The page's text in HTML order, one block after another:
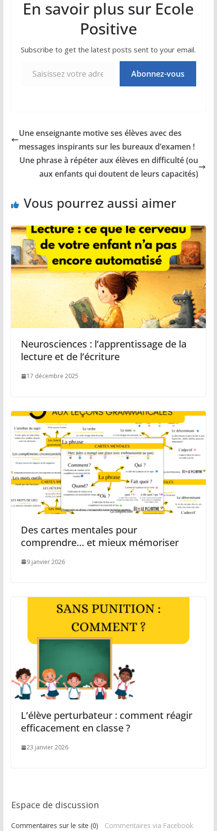
En savoir plus sur Ecole
Positive
Subscribe to get the latest posts sent to your email.
Abonnez-vous
Une enseignante motive ses élèves avec des
messages inspirants sur les bureaux d’examen !
Une phrase à répéter aux élèves en difficulté (ou
aux enfants qui doutent de leurs capacités)
Vous pourrez aussi aimer
Neurosciences : l’apprentissage de la
lecture et de l’écriture
17 décembre 2025
Des cartes mentales pour
comprendre… et mieux mémoriser
9 janvier 2026
L’élève perturbateur : comment réagir
efficacement en classe ?
23 janvier 2026
Espace de discussion
Commentaires sur le site (0) Commentaires via Facebook